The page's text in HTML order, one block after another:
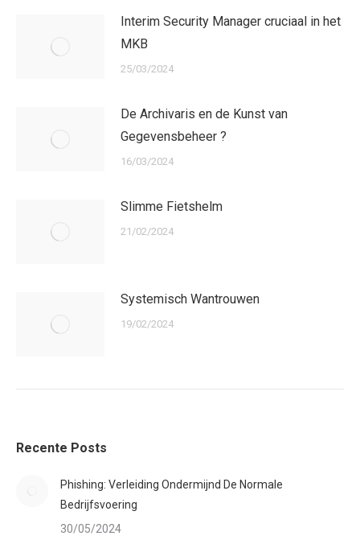
Interim Security Manager cruciaal in het
MKB
25/03/2024
De Archivaris en de Kunst van
Gegevensbeheer ?
16/03/2024
Slimme Fietshelm
21/02/2024
Systemisch Wantrouwen
19/02/2024
Recente Posts
Phishing: Verleiding Ondermijnd De Normale
Bedrijfsvoering
30/05/2024